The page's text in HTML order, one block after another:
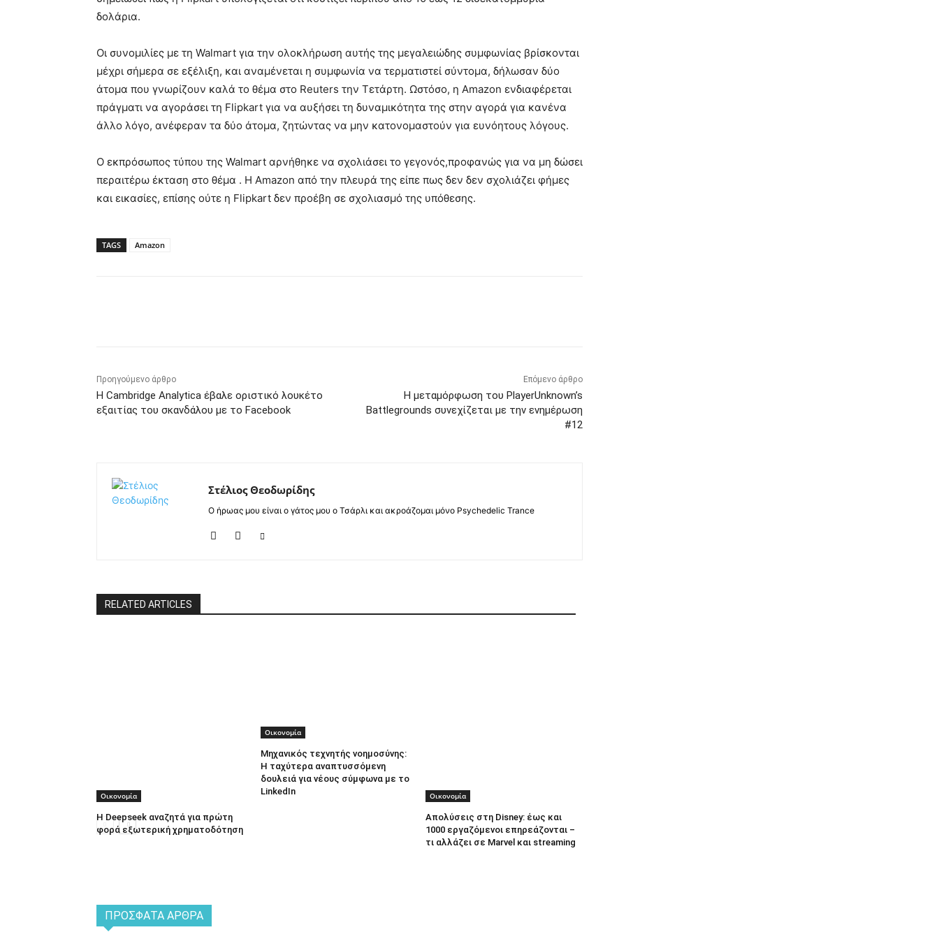
δολάρια.
Οι συνομιλίες με τη Walmart για την ολοκλήρωση αυτής της μεγαλειώδης συμφωνίας βρίσκονται
μέχρι σήμερα σε εξέλιξη, και αναμένεται η συμφωνία να τερματιστεί σύντομα, δήλωσαν δύο
άτομα που γνωρίζουν καλά το θέμα στο Reuters την Τετάρτη. Ωστόσο, η Amazon ενδιαφέρεται
πράγματι να αγοράσει τη Flipkart για να αυξήσει τη δυναμικότητα της στην αγορά για κανένα
άλλο λόγο, ανέφεραν τα δύο άτομα, ζητώντας να μην κατονομαστούν για ευνόητους λόγους.
Ο εκπρόσωπος τύπου της Walmart αρνήθηκε να σχολιάσει το γεγονός,προφανώς για να μη δώσει
περαιτέρω έκταση στο θέμα . Η Amazon από την πλευρά της είπε πως δεν δεν σχολιάζει φήμες
και εικασίες, επίσης ούτε η Flipkart δεν προέβη σε σχολιασμό της υπόθεσης.
TAGS Amazon
Προηγούμενο άρθρο
Η Cambridge Analytica έβαλε οριστικό λουκέτο
εξαιτίας του σκανδάλου με το Facebook
Επόμενο άρθρο
Η μεταμόρφωση του PlayerUnknown’s
Battlegrounds συνεχίζεται με την ενημέρωση
#12
Στέλιος Θεοδωρίδης
Ο ήρωας μου είναι ο γάτος μου ο Τσάρλι και ακροάζομαι μόνο Psychedelic Trance
RELATED ARTICLES
Οικονομία
Η Deepseek αναζητά για πρώτη
φορά εξωτερική χρηματοδότηση
Οικονομία
Μηχανικός τεχνητής νοημοσύνης:
Η ταχύτερα αναπτυσσόμενη
δουλειά για νέους σύμφωνα με το
LinkedIn
Οικονομία
Απολύσεις στη Disney: έως και
1000 εργαζόμενοι επηρεάζονται –
τι αλλάζει σε Marvel και streaming
ΠΡΌΣΦΑΤΑ ΆΡΘΡΑ